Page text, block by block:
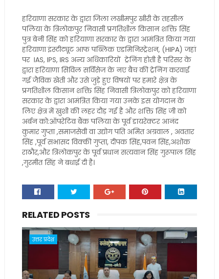
हरियाणा सरकार के द्वारा जिला लखीमपुर खीरी के तहसील
पलिया के त्रिलोकपुर निवासी प्रगतिशील किसान शक्ति सिंह
पुत्र बेनी सिंह को हरियाणा सरकार के द्वारा आमंत्रित किया गया
हरियाणा इंस्टीट्यूट आफ पब्लिक एडमिनिस्ट्रेशन, (HIPA) जहां
पर IAS, IPS, IRS अन्य अधिकारियों ट्रेनिंग होती है परिसर के
द्वारा हरियाणा सिविल सर्विसेज के नए बैच की ट्रेनिंग करवाई
गई जैविक खेती और उसे जुड़े हुए विषयों पर हमारे क्षेत्र के
प्रगतिशील किसान शक्ति सिंह निवासी त्रिलोकपुर को हरियाणा
सरकार के द्वारा आमंत्रित किया गया उनके इस योगदान के
लिए क्षेत्र में खुशी की लहर दौड़ गई है और शक्ति सिंह जी को
अर्बन को:ऑपरेटिव बैंक पलिया के पूर्व डायरेक्टर आनंद
कुमार गुप्ता ,समाजसेवी वा उद्योग पति अमित अग्रवाल , अवतार
सिंह ,पूर्व सभासद विक्की गुप्ता, दीपक सिंह,पवन सिंह,अशोक
राठौर,और त्रिलोकपुर के पूर्व प्रधान सत्यवान सिंह गुरूपाल सिंह
,गुरमीत सिंह ने बधाई दी है।
RELATED POSTS
उत्तर प्रदेश